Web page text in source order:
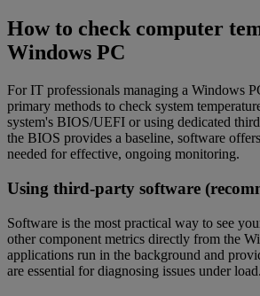
How to check computer
Windows PC
For IT professionals managing a Windows
primary methods to check system
system's BIOS/UEFI or using dedicated
the BIOS provides a baseline, software
needed for effective, ongoing monitoring.
Using third-party software
Software is the most practical way to see
other component metrics directly from the
applications run in the background and
are essential for diagnosing issues under load.